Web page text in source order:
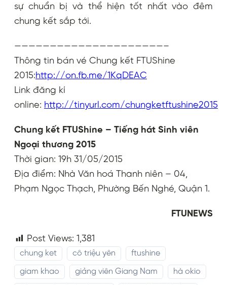
sự chuẩn bị và thể hiện tốt nhất vào đêm
chung kết sắp tới.
—————————————————————–
Thông tin bán vé Chung kết FTUShine
2015:http://on.fb.me/1KqDEAC
Link đăng kí
online: http://tinyurl.com/chungketftushine2015
Chung kết FTUShine – Tiếng hát Sinh viên
Ngoại thương 2015
Thời gian: 19h 31/05/2015
Địa điểm: Nhà Văn hoá Thanh niên – 04,
Phạm Ngọc Thạch, Phường Bến Nghé, Quận 1.
FTUNEWS
Post Views: 1,381
chung ket cô triệu yên ftushine
giam khao giảng viên Giang Nam hà okio